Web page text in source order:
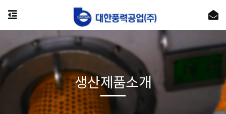
생산제품소개